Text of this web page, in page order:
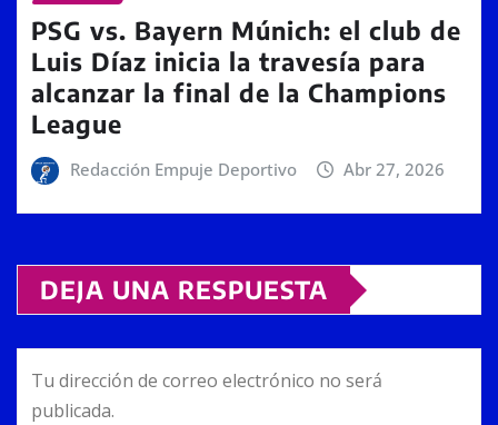
PSG vs. Bayern Múnich: el club de
Luis Díaz inicia la travesía para
alcanzar la final de la Champions
League
Redacción Empuje Deportivo Abr 27, 2026
DEJA UNA RESPUESTA
Tu dirección de correo electrónico no será
publicada.